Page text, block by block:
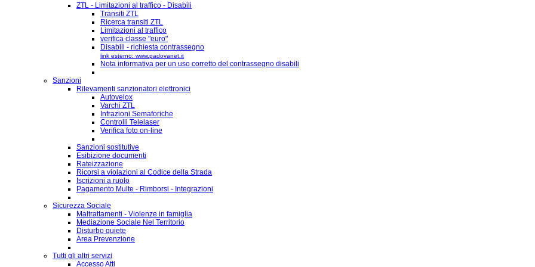
ZTL - Limitazioni al traffico - Disabili
Transiti ZTL
Ricerca transiti ZTL
Limitazioni al traffico
verifica classe "euro"
Disabili - richiesta contrassegno
link esterno: www.padovanet.it
Nota informativa per un uso corretto del contrassegno disabili
Sanzioni
Rilevamenti sanzionatori elettronici
Autovelox
Varchi ZTL
Infrazioni Semaforiche
Controlli Telelaser
Verifica foto on-line
Sanzioni sostitutive
Esibizione documenti
Rateizzazione
Ricorsi a violazioni al Codice della Strada
Iscrizioni a ruolo
Pagamento Multe - Rimborsi - Integrazioni
Sicurezza Sociale
Maltrattamenti - Violenze in famiglia
Mediazione Sociale Nel Territorio
Disturbo quiete
Area Prevenzione
Tutti gli altri servizi
Accesso Atti